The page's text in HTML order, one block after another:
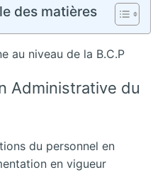
des matières
au niveau de la B.C.P
Administrative du
du personnel en
en vigueur